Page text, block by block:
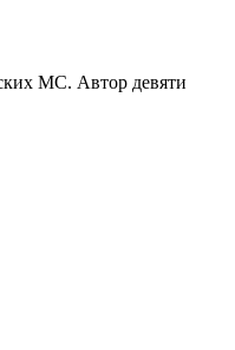
МС. Автор девяти